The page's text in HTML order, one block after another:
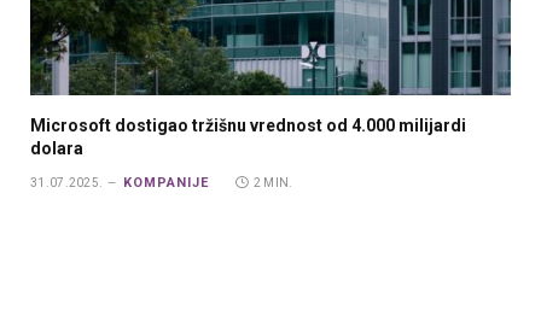
Microsoft dostigao tržišnu vrednost od 4.000 milijardi
dolara
31.07.2025. KOMPANIJE 2 MIN.